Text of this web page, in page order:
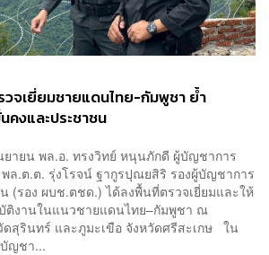
จเยี่ยมชายแดนไทย-กัมพูชา ย้ำ
คงและประชาชน
ยายน พล.อ. ทรงวิทย์ หนุนภักดี ผู้บัญชาการ
ล.ต.ต. รุ่งโรจน์ ฐากูรปุณยสิริ รองผู้บัญชาการ
(รอง ผบช.ตชด.) ได้ลงพื้นที่ตรวจเยี่ยมและให้
ติงานในแนวชายแดนไทย–กัมพูชา ณ
ดสุรินทร์ และภูมะเขือ จังหวัดศรีสะเกษ ใน
บัญชา...